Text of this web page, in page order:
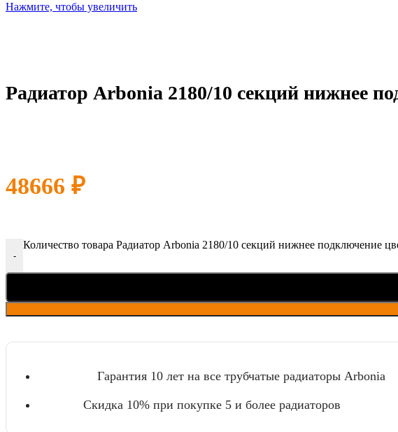
Нажмите, чтобы увеличить
Радиатор Arbonia 2180/10 секций нижнее
48666 ₽
-
Количество товара Радиатор Arbonia 2180/10 секций нижнее подключение
Гарантия 10 лет на все трубчатые радиаторы Аrbonia
Скидка 10% при покупке 5 и более радиаторов